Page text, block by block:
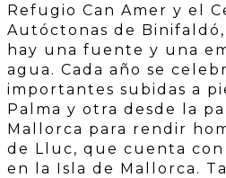
Refugio Can Amer y el
Autóctonas de
hay una fuente y una
agua. Cada año se
importantes subidas a
Palma y otra desde la
Mallorca para rendir
de Lluc, que cuenta
en la Isla de Mallorca.